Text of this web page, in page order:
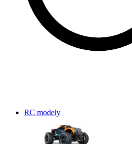
RC modely